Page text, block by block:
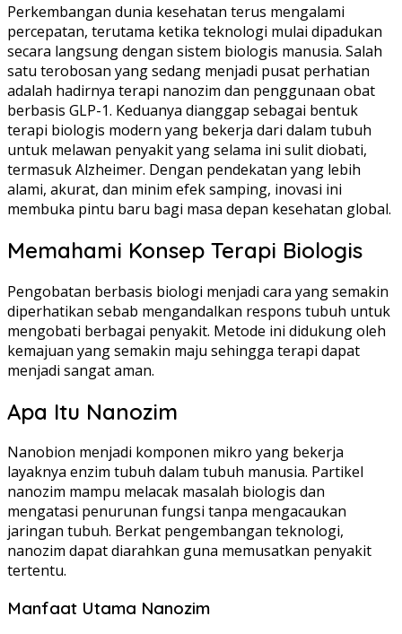
Perkembangan dunia kesehatan terus mengalami
percepatan, terutama ketika teknologi mulai dipadukan
secara langsung dengan sistem biologis manusia. Salah
satu terobosan yang sedang menjadi pusat perhatian
adalah hadirnya terapi nanozim dan penggunaan obat
berbasis GLP-1. Keduanya dianggap sebagai bentuk
terapi biologis modern yang bekerja dari dalam tubuh
untuk melawan penyakit yang selama ini sulit diobati,
termasuk Alzheimer. Dengan pendekatan yang lebih
alami, akurat, dan minim efek samping, inovasi ini
membuka pintu baru bagi masa depan kesehatan global.
Memahami Konsep Terapi Biologis
Pengobatan berbasis biologi menjadi cara yang semakin
diperhatikan sebab mengandalkan respons tubuh untuk
mengobati berbagai penyakit. Metode ini didukung oleh
kemajuan yang semakin maju sehingga terapi dapat
menjadi sangat aman.
Apa Itu Nanozim
Nanobion menjadi komponen mikro yang bekerja
layaknya enzim tubuh dalam tubuh manusia. Partikel
nanozim mampu melacak masalah biologis dan
mengatasi penurunan fungsi tanpa mengacaukan
jaringan tubuh. Berkat pengembangan teknologi,
nanozim dapat diarahkan guna memusatkan penyakit
tertentu.
Manfaat Utama Nanozim